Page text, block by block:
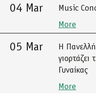
04 Mar
Music
More
05 Mar
Η
Γυναίκας
More